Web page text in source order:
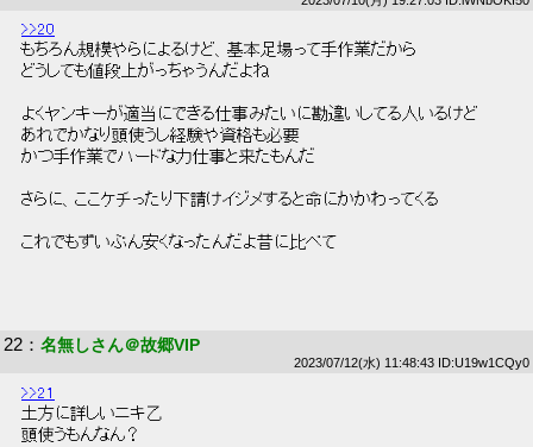
>>20
もちろん規模やらによるけど、基本足場って手作業だから
どうしても値段上がっちゃうんだよね
よくヤンキーが適当にできる仕事みたいに勘違いしてる人いるけど
あれでかなり頭使うし経験や資格も必要
かつ手作業でハードな力仕事と来たもんだ
さらに、ここケチったり下請けイジメすると命にかかわってくる
これでもずいぶん安くなったんだよ昔に比べて
22 ： 名無しさん＠故郷VIP
2023/07/12(水) 11:48:43 ID:U19w1CQy0
>>21
土方に詳しいニキ乙
頭使うもんなん？